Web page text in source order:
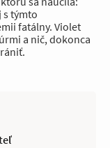
s týmto
fatálny. Violet
a nič, dokonca